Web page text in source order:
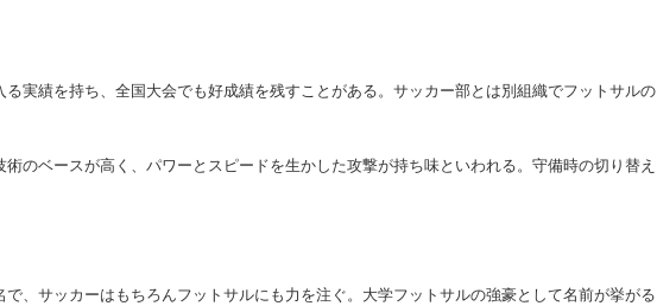
る実績を持ち、全国大会でも好成績を残すことがある。サッカー部とは別組織でフットサルの
術のベースが高く、パワーとスピードを生かした攻撃が持ち味といわれる。守備時の切り替え
で、サッカーはもちろんフットサルにも力を注ぐ。大学フットサルの強豪として名前が挙がる